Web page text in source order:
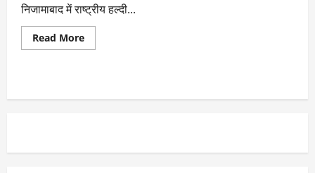
निजामाबाद में राष्ट्रीय हल्दी...
Read More